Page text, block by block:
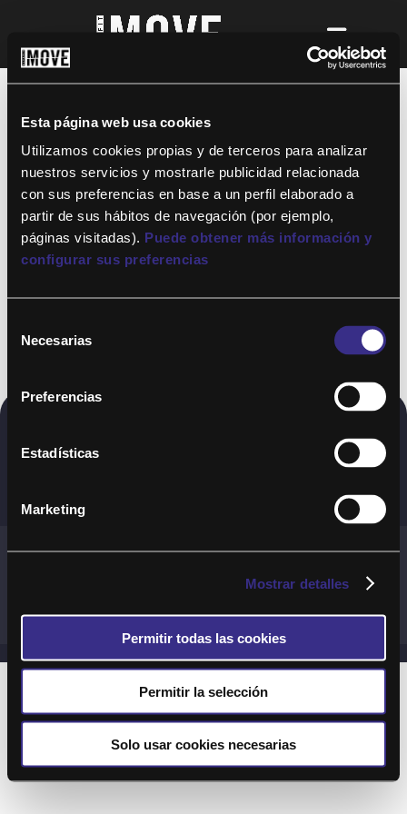
Esta página web usa cookies
Utilizamos cookies propias y de terceros para analizar
nuestros servicios y mostrarle publicidad relacionada
con sus preferencias en base a un perfil elaborado a
partir de sus hábitos de navegación (por ejemplo,
páginas visitadas). Puede obtener más información y
configurar sus preferencias
Necesarias
Preferencias
Estadísticas
Marketing
Mostrar detalles
Permitir todas las cookies
Permitir la selección
Solo usar cookies necesarias
¡Para disfrutar de ALTAFIT MOVE tienes
así podrás acceder a todos nuestros
entrenamientos y clases online donde
quieras!
Copyright © 2020. Todos los derechos
Términos y Cond. Generales de uso del Servicio
Preguntas Frecuentes